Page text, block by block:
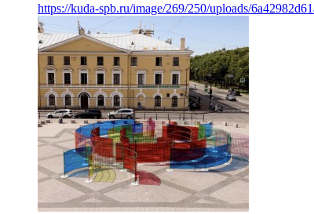
https://kuda-spb.ru/image/269/250/uploads/